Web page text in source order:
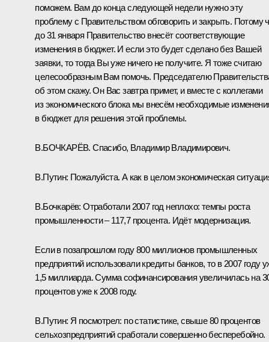
поможем. Вам до конца следующей недели нужно эту
проблему с Правительством обговорить и закрыть. Потому
до 31 января Правительство внесёт соответствующие
изменения в бюджет. И если это будет сделано без Вашей
заявки, то тогда Вы уже ничего не получите. Я тоже считаю
целесообразным Вам помочь. Председателю
об этом скажу. Он Вас завтра примет, и вместе с коллегами
из экономического блока мы внесём необходимые
в бюджет для решения этой проблемы.
В.БОЧКАРЁВ. Спасибо, Владимир Владимирович.
В.Путин: Пожалуйста. А как в целом экономическая
В.Бочкарёв: Отработали 2007 год неплохо: темпы роста
промышленности – 117,7 процента. Идёт модернизация.
Если в позапрошлом году 800 миллионов промышленных
предприятий использовали кредиты банков, то в 2007 году
1,5 миллиарда. Сумма софинансирования увеличилась на
процентов уже к 2008 году.
В.Путин: Я посмотрел: по статистике, свыше 80 процентов
сельхозпредприятий сработали совершенно бесперебойно.